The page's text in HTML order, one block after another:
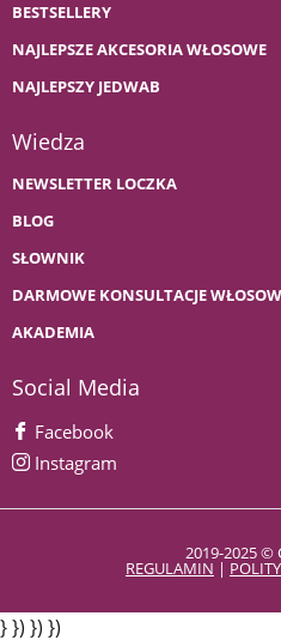
BESTSELLERY
NAJLEPSZE AKCESORIA WŁOSOWE
NAJLEPSZY JEDWAB
Wiedza
NEWSLETTER LOCZKA
BLOG
SŁOWNIK
DARMOWE KONSULTACJE
AKADEMIA
Social Media
Facebook
Instagram
2019-2025 ©
REGULAMIN |
} }) }) })